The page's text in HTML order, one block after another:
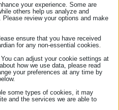
ότι οι
οριστεί με δικαστικές
your experience. Some are
others help us analyze and
review your options and make
ensure that you have received
for any non-essential cookies.
can adjust your cookie settings at
how we use data, please read
your preferences at any time by
some types of cookies, it may
and the services we are able to